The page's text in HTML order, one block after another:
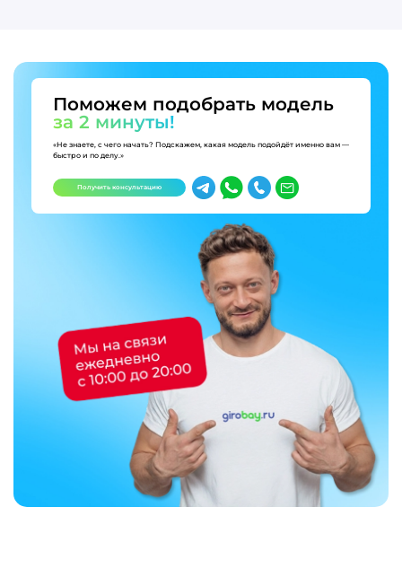
Поможем подобрать модель
за 2 минуты!
«Не знаете, с чего начать? Подскажем, какая модель подойдёт именно вам —
быстро и по делу.»
Получить консультацию